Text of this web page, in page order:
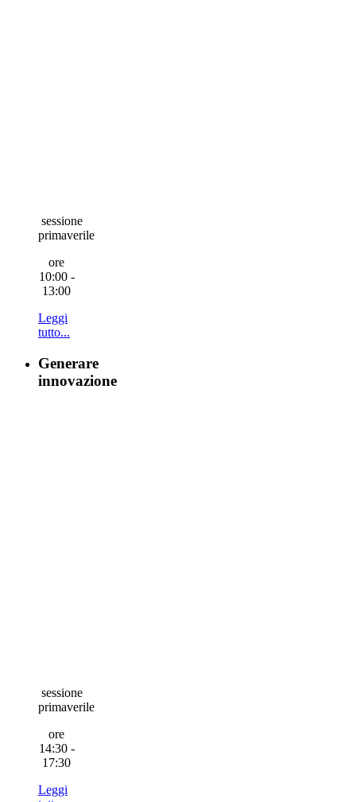
sessione
primaverile
ore
10:00 -
13:00
Leggi
tutto...
Generare
innovazione
sessione
primaverile
ore
14:30 -
17:30
Leggi